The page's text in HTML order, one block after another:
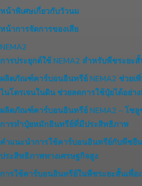
หน้าพิเศษเกี่ยวกับวัวนม
หน้าการจัดการของเสีย
NEMA2
การประยุกต์ใช้ NEMA2 สำหรับพืชระยะ
ผลิตภัณฑ์คาร์บอนอินทรีย์ NEMA2 ช่วยเ
ไนโตรเจนในดิน ช่วยลดการใช้ปุ๋ยได้อย่า
ผลิตภัณฑ์คาร์บอนอินทรีย์ NEMA2 – โซ
การทำปุ๋ยหมักอินทรีย์ที่มีประสิทธิภาพ
คำแนะนำการใช้คาร์บอนอินทรีย์กับพืชยื
ประสิทธิภาพทางเศรษฐกิจสูง
การใช้คาร์บอนอินทรีย์ในพืชระยะสั้นเพื่อ